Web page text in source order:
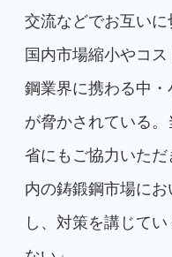
交流などでお互い
国内市場縮小やコ
鋼業界に携わる中
が脅かされている
省にもご協力いた
内の鋳鍛鋼市場に
し、対策を講じて